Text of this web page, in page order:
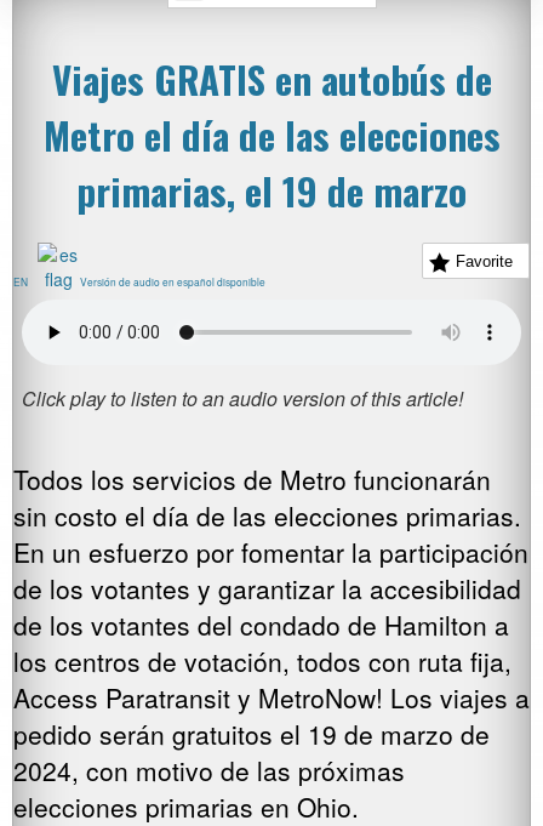
Viajes GRATIS en autobús de
Metro el día de las elecciones
primarias, el 19 de marzo
Favorite
EN Versión de audio en español disponible
Todos los servicios de Metro funcionarán
sin costo el día de las elecciones primarias.
En un esfuerzo por fomentar la participación
de los votantes y garantizar la accesibilidad
de los votantes del condado de Hamilton a
los centros de votación, todos con ruta fija,
Access Paratransit y MetroNow! Los viajes a
pedido serán gratuitos el 19 de marzo de
2024, con motivo de las próximas
elecciones primarias en Ohio.